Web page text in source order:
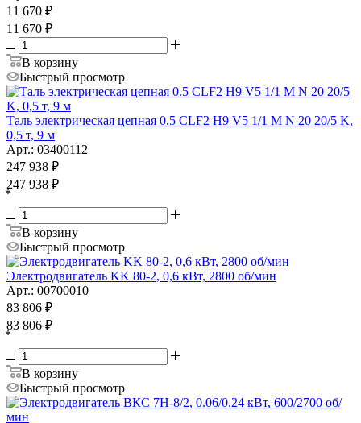
11 670 ₽
11 670 ₽
В корзину
Быстрый просмотр
Таль электрическая цепная 0.5 CLF2 H9 V5 1/1 M N 20 20/5 K,
0,5 т, 9 м
Арт.: 03400112
247 938 ₽
247 938 ₽
*
В корзину
Быстрый просмотр
Электродвигатель KK 80-2, 0,6 кВт, 2800 об/мин
Арт.: 00700010
83 806 ₽
83 806 ₽
*
В корзину
Быстрый просмотр